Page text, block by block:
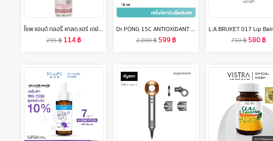
โซพ แอนด์ กลอรี่ แกลด แฮร์ เดย์ สมูทติ้ง เซรั่ม 100 มล.
295฿ 114฿
Dr.PONG 15C ANTIOXIDANT VITAMIN C SHAKE SHAKE SERUM เซรั่มวิตามินซีผสมสด บำรุงผิวใส
2,000฿ 599฿
750฿ 580฿